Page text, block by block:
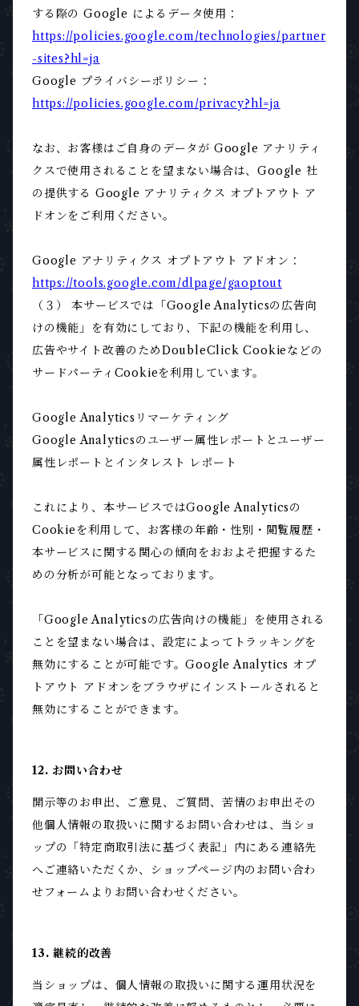
する際の Google によるデータ使用：
https://policies.google.com/technologies/partner
-sites?hl=ja
Google プライバシーポリシー：
https://policies.google.com/privacy?hl=ja
なお、お客様はご自身のデータが Google アナリティ
クスで使用されることを望まない場合は、Google 社
の提供する Google アナリティクス オプトアウト ア
ドオンをご利用ください。
Google アナリティクス オプトアウト アドオン：
https://tools.google.com/dlpage/gaoptout
（３） 本サービスでは「Google Analyticsの広告向
けの機能」を有効にしており、下記の機能を利用し、
広告やサイト改善のためDoubleClick Cookieなどの
サードパーティCookieを利用しています。
Google Analyticsリマーケティング
Google Analyticsのユーザー属性レポートとユーザー
属性レポートとインタレスト レポート
これにより、本サービスではGoogle Analyticsの
Cookieを利用して、お客様の年齢・性別・閲覧履歴・
本サービスに関する関心の傾向をおおよそ把握するた
めの分析が可能となっております。
「Google Analyticsの広告向けの機能」を使用される
ことを望まない場合は、設定によってトラッキングを
無効にすることが可能です。Google Analytics オプ
トアウト アドオンをブラウザにインストールされると
無効にすることができます。
12. お問い合わせ
開示等のお申出、ご意見、ご質問、苦情のお申出その
他個人情報の取扱いに関するお問い合わせは、当ショ
ップの「特定商取引法に基づく表記」内にある連絡先
へご連絡いただくか、ショップページ内のお問い合わ
せフォームよりお問い合わせください。
13. 継続的改善
当ショップは、個人情報の取扱いに関する運用状況を